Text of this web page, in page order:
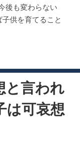
後も変わらない
供を育てること
と言われ
は可哀想